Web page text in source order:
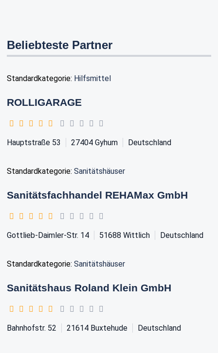
Beliebteste Partner
Standardkategorie: Hilfsmittel
ROLLIGARAGE
Hauptstraße 53 27404 Gyhum Deutschland
Standardkategorie: Sanitätshäuser
Sanitätsfachhandel REHAMax GmbH
Gottlieb-Daimler-Str. 14 51688 Wittlich Deutschland
Standardkategorie: Sanitätshäuser
Sanitätshaus Roland Klein GmbH
Bahnhofstr. 52 21614 Buxtehude Deutschland